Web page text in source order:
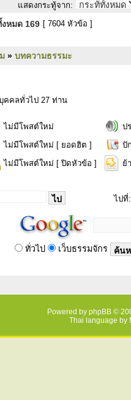
แสดงกระทู้จาก:
งหมด 169 [ 7604 หัวข้อ ]
» บทความธรรมะ
คคลทั่วไป 27 ท่าน
ไม่มีโพสต์ใหม่
ป
ไม่มีโพสต์ใหม่ [ ยอดฮิต ]
ปั
ไม่มีโพสต์ใหม่ [ ปิดหัวข้อ ] ย้
ไปที่:
ทั่วไป เว็บธรรมจักร
Powered by phpBB ©
Thai language by